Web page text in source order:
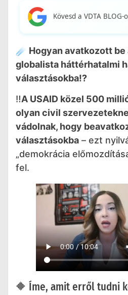
Kövesd a VDTA
☄️ Hogyan avatkozott be
globalista háttérhatalmi
választásokba!?
‼️A USAID közel 500
olyan civil
vádolnak, hogy
választásokba – ezt
„demokrácia
fel.
🔶 Íme, amit erről tudni